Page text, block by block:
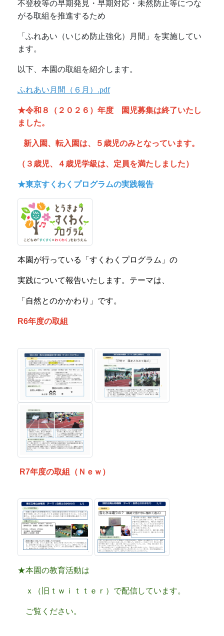
不登校等の早期発見・早期対応・未然防止等につな
がる取組を推進するため
「ふれあい（いじめ防止強化）月間」を実施してい
ます。
以下、本園の取組を紹介します。
ふれあい月間（６月）.pdf
★令和８（２０２６）年度 園児募集は終了いたし
ました。
新入園、転入園は、５歳児のみとなっています。
（３歳児、４歳児学級は、定員を満たしました）
★東京すくわくプログラムの実践報告
本園が行っている「すくわくプログラム」の
実践について報告いたします。テーマは、
「自然とのかかわり」です。
R6年度の取組
R7年度の取組（Ｎｅｗ）
★本園の教育活動は
ｘ（旧ｔｗｉｔｔｅｒ）で配信しています。
ご覧ください。